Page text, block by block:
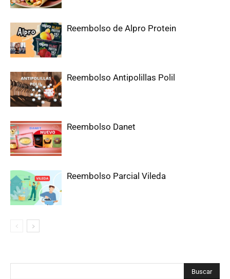
Reembolso de Alpro Protein
Reembolso Antipolillas Polil
Reembolso Danet
Reembolso Parcial Vileda